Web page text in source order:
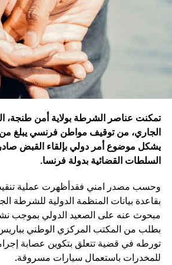
يشكل موضوع أمر دولي بإلقاء القبض
السلطات القضائية بدولة فرنسا.
وحسب مصدر امني فقدأظهرت عملية تنقيط
بقاعدة بيانات المنظمة الدولية للشرطة
مبحوث عنه على الصعيد الدولي بموجب
بطلب من المكتب المركزي الوطني
تورطه في قضية تتعلق بتكوين عصابة
للمخدرات باستعمال سيارات مسروقة.